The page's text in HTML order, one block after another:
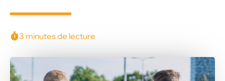
3 minutes de lecture